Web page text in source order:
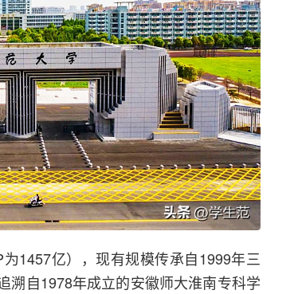
1457亿），现有规模传承自1999年三
溯自1978年成立的安徽师大淮南专科学